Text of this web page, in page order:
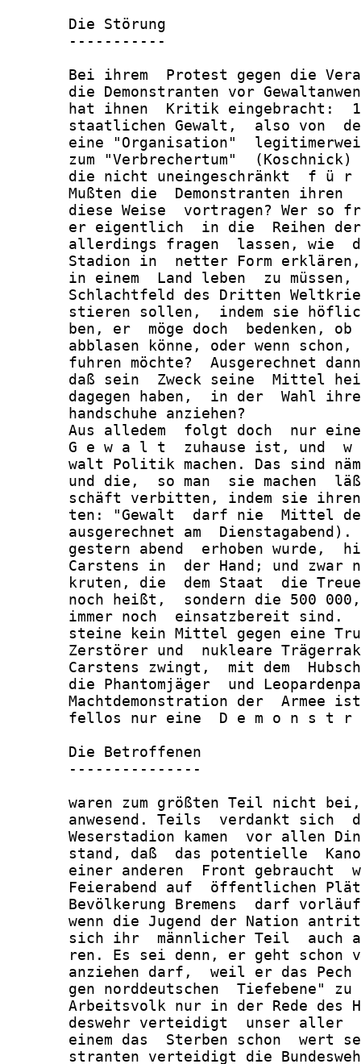
       Die Störung
       -----------
Bei ihrem  Protest gegen die
die Demonstranten vor
hat ihnen  Kritik eingebracht:
staatlichen Gewalt,  also von
eine "Organisation"
zum "Verbrechertum"
die nicht uneingeschränkt  f ü r
Mußten die  Demonstranten ihren
diese Weise  vortragen? Wer so
er eigentlich  in die  Reihen
allerdings fragen  lassen, wie
Stadion in  netter Form
in einem  Land leben  zu
Schlachtfeld des Dritten
stieren sollen,  indem sie
ben, er  möge doch  bedenken,
abblasen könne, oder wenn
fuhren möchte?  Ausgerechnet
daß sein  Zweck seine  Mittel
dagegen haben,  in der  Wahl
       handschuhe anziehen?
Aus alledem  folgt doch  nur
G e w a l t  zuhause ist, und
walt Politik machen. Das sind
und die,  so man  sie machen
schäft verbitten, indem sie
ten: "Gewalt  darf nie  Mittel
ausgerechnet am
gestern abend  erhoben wurde,
Carstens in  der Hand; und zwar
kruten, die  dem Staat  die
noch heißt,  sondern die 500
immer noch  einsatzbereit sind.
steine kein Mittel gegen eine
Zerstörer und  nukleare
Carstens zwingt,  mit dem
die Phantomjäger  und
Machtdemonstration der  Armee
fellos nur eine  D e m o n s t
       Die Betroffenen
       ---------------
waren zum größten Teil nicht
anwesend. Teils  verdankt sich
Weserstadion kamen  vor allen
stand, daß  das potentielle
einer anderen  Front gebraucht
Feierabend auf  öffentlichen
Bevölkerung Bremens  darf
wenn die Jugend der Nation
sich ihr  männlicher Teil  auch
ren. Es sei denn, er geht schon
anziehen darf,  weil er das
gen norddeutschen  Tiefebene"
Arbeitsvolk nur in der Rede des
deswehr verteidigt  unser aller
einem das  Sterben schon  wert
stranten verteidigt die